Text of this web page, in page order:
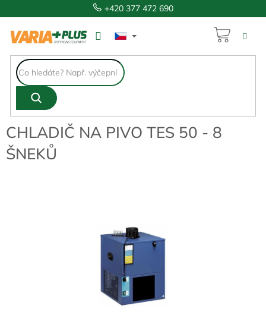
na
+420 377 472 690
CHLADIČ NA PIVO TES 50 - 8
ŠNEKŮ
25 318 Kč